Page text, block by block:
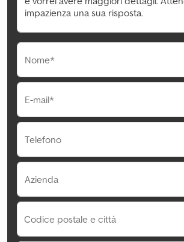
Nome*
E-mail*
Telefono
Azienda
Codice postale e città